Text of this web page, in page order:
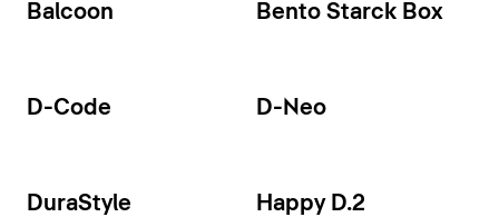
Balcoon Bento Starck Box
D-Code D-Neo
DuraStyle Happy D.2